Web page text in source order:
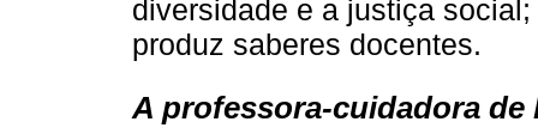
diversidade e a justiça
produz saberes docentes.
A professora-cuidadora de